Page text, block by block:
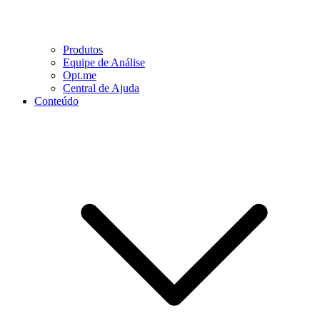
Produtos
Equipe de Análise
Opt.me
Central de Ajuda
Conteúdo